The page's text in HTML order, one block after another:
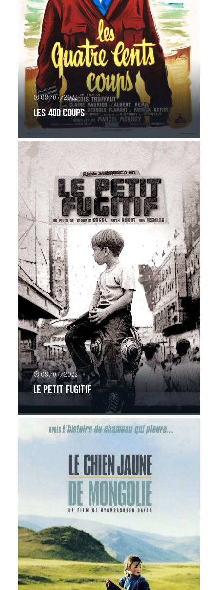
08/07/2022
Les 400 coups
08/07/2022
Le Petit Fugitif